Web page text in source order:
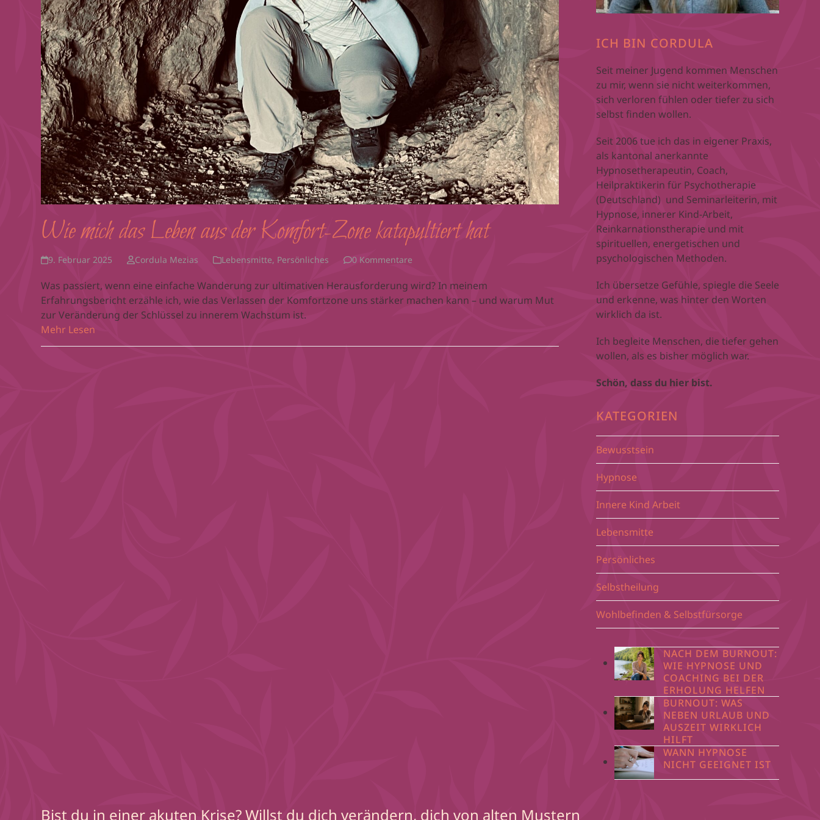
Wie mich das Leben aus der Komfort-Zone katapultiert hat
9. Februar 2025 Cordula Mezias Lebensmitte, Persönliches 0 Kommentare
Was passiert, wenn eine einfache Wanderung zur ultimativen Herausforderung wird? In meinem
Erfahrungsbericht erzähle ich, wie das Verlassen der Komfortzone uns stärker machen kann – und warum Mut
zur Veränderung der Schlüssel zu innerem Wachstum ist.
Mehr Lesen
ICH BIN CORDULA
Seit meiner Jugend kommen Menschen
zu mir, wenn sie nicht weiterkommen,
sich verloren fühlen oder tiefer zu sich
selbst finden wollen.
Seit 2006 tue ich das in eigener Praxis,
als kantonal anerkannte
Hypnosetherapeutin, Coach,
Heilpraktikerin für Psychotherapie
(Deutschland) und Seminarleiterin, mit
Hypnose, innerer Kind-Arbeit,
Reinkarnationstherapie und mit
spirituellen, energetischen und
psychologischen Methoden.
Ich übersetze Gefühle, spiegle die Seele
und erkenne, was hinter den Worten
wirklich da ist.
Ich begleite Menschen, die tiefer gehen
wollen, als es bisher möglich war.
Schön, dass du hier bist.
KATEGORIEN
Bewusstsein
Hypnose
Innere Kind Arbeit
Lebensmitte
Persönliches
Selbstheilung
Wohlbefinden & Selbstfürsorge
NACH DEM BURNOUT:
WIE HYPNOSE UND
COACHING BEI DER
ERHOLUNG HELFEN
BURNOUT: WAS
NEBEN URLAUB UND
AUSZEIT WIRKLICH
HILFT
WANN HYPNOSE
NICHT GEEIGNET IST
Bist du in einer akuten Krise? Willst du dich verändern, dich von alten Mustern